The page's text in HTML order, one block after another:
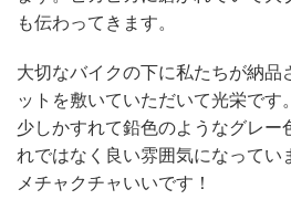
も伝わってきます。
大切なバイクの下に私たちが納品
ットを敷いていただいて光栄です
少しかすれて鉛色のようなグレー
れではなく良い雰囲気になってい
メチャクチャいいです！